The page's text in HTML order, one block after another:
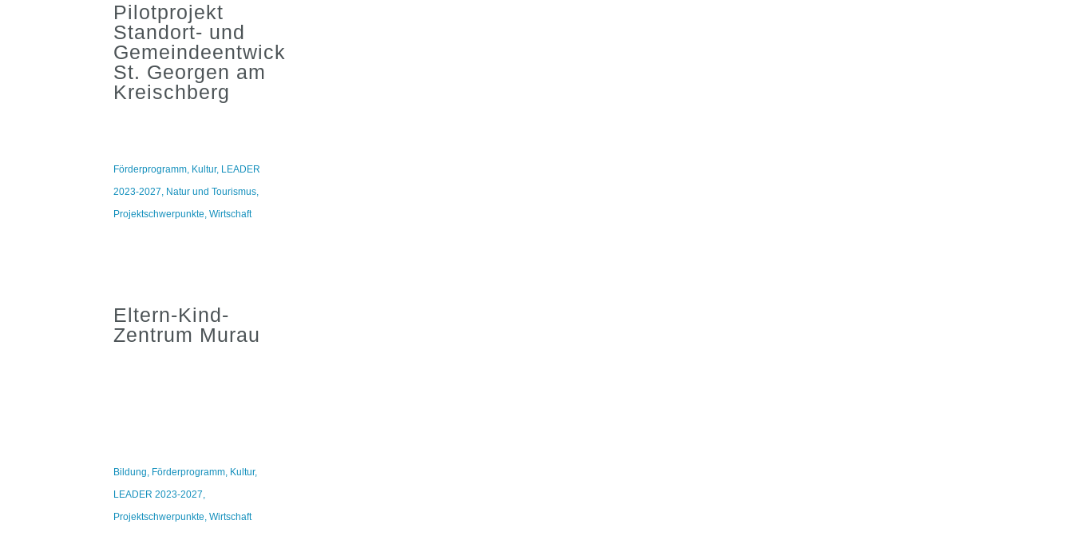
Pilotprojekt
Standort- und
Gemeindeentwicklung
St. Georgen am
Kreischberg
Förderprogramm, Kultur, LEADER
2023-2027, Natur und Tourismus,
Projektschwerpunkte, Wirtschaft
Eltern-Kind-
Zentrum Murau
Bildung Förderprogramm Kultur,
LEADER 2023-2027
Projektschwerpunkte Wirtschaft